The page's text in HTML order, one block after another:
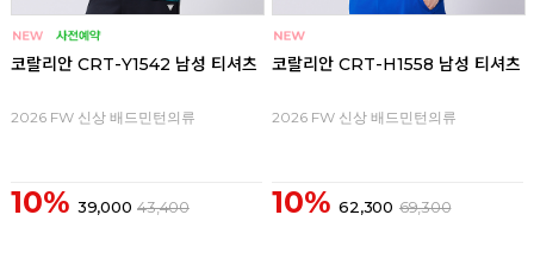
코랄리안 CRT-Y1542 남성 티셔츠
2026 FW 신상 배드민턴의류
10% 39,000 43,400
코랄리안 CRT-H1558 남성 티셔츠
2026 FW 신상 배드민턴의류
10% 62,300 69,300